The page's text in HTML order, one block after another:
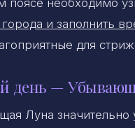
необходимо
и заполнить
для
день —
Луна значительно